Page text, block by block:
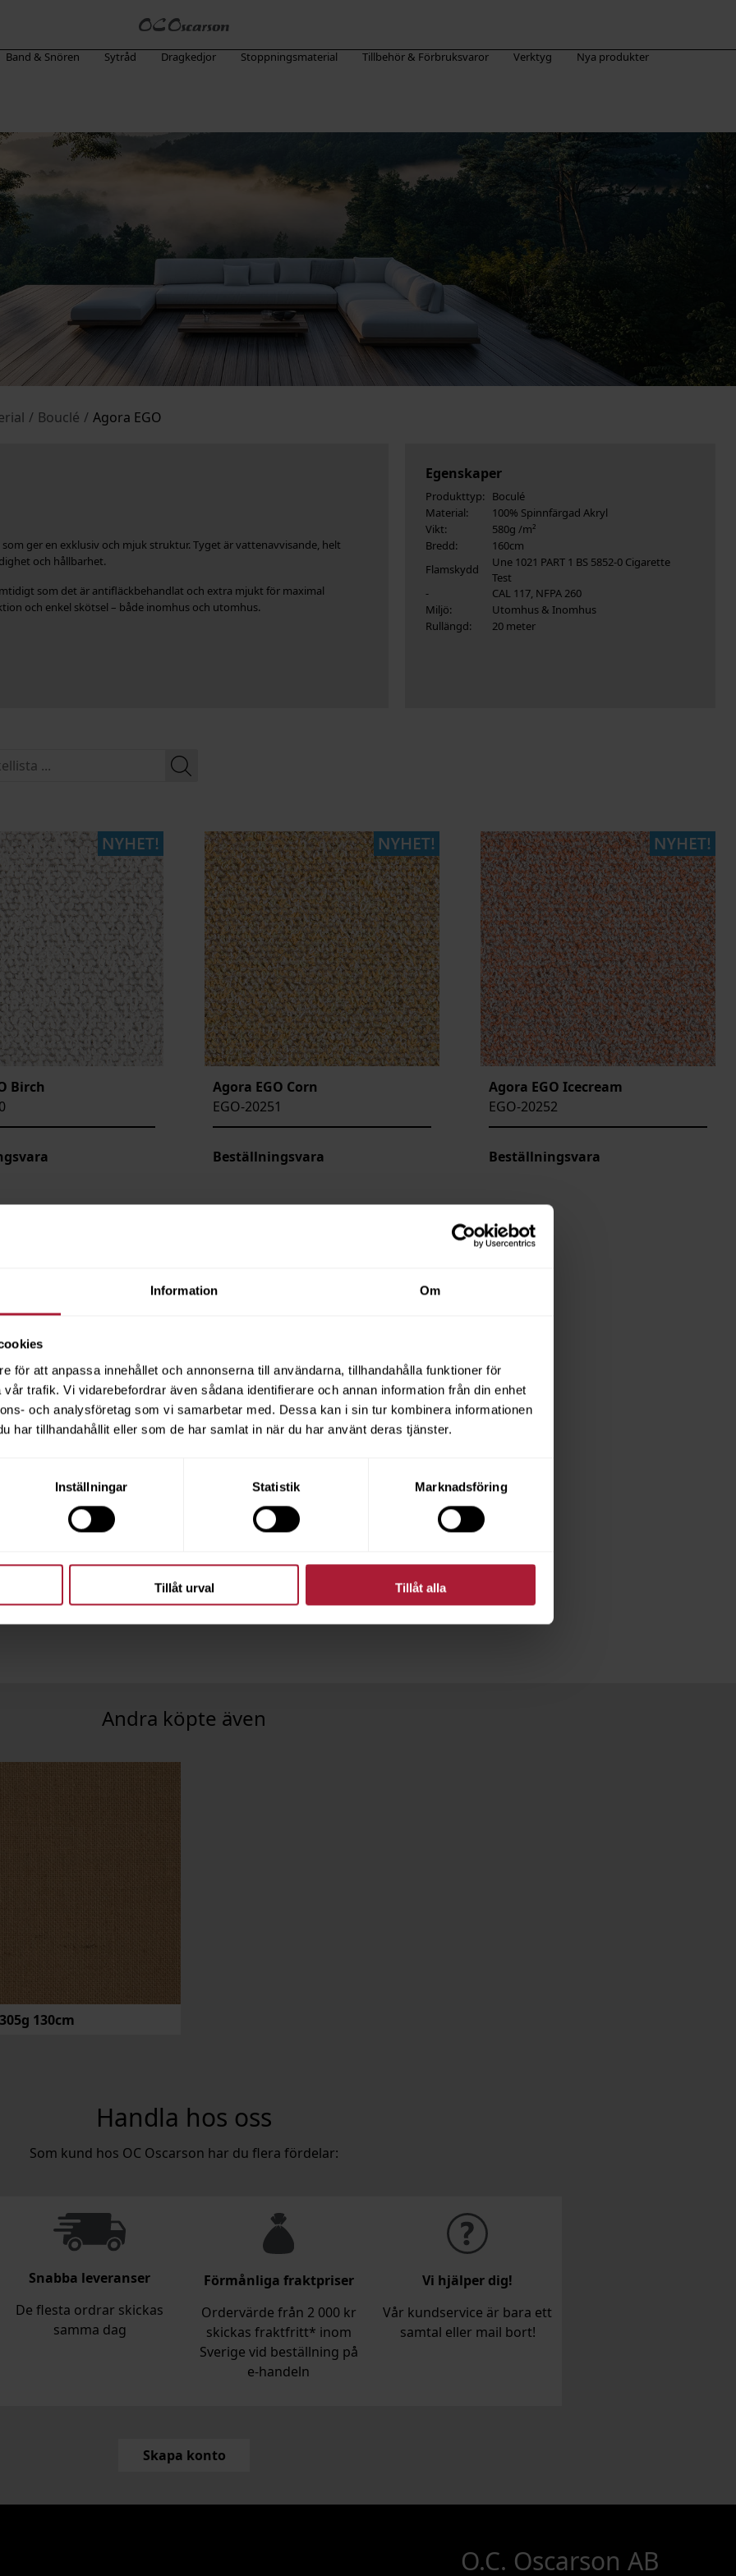
Information Om
för att anpassa innehållet och annonserna till användarna, tillhandahålla funktioner för
trafik. Vi vidarebefordrar även sådana identifierare och annan information från din enhet
och analysföretag som vi samarbetar med. Dessa kan i sin tur kombinera informationen
har tillhandahållit eller som de har samlat in när du har använt deras tjänster.
Inställningar Statistik Marknadsföring
Tillåt urval Tillåt alla
Band & Snören Sytråd Dragkedjor Stoppningsmaterial Tillbehör & Förbruksvaror Verktyg Nya produkter
/ Bouclé / Agora EGO
ger en exklusiv och mjuk struktur. Tyget är vattenavvisande, helt
och hållbarhet.
som det är antifläckbehandlat och extra mjukt för maximal
och enkel skötsel – både inomhus och utomhus.
Egenskaper
Produkttyp:
Boculé
Material:
100% Spinnfärgad Akryl
Vikt:
580g /m²
Bredd:
160cm
Flamskydd
Une 1021 PART 1 BS 5852-0 Cigarette
Test
-
CAL 117, NFPA 260
Miljö:
Utomhus & Inomhus
Rullängd:
20 meter
Birch
Agora EGO Corn
EGO-20251
Beställningsvara
Agora EGO Icecream
EGO-20252
Beställningsvara
130cm
Handla hos oss
Som kund hos OC Oscarson har du flera fördelar:
Snabba leveranser
De flesta ordrar skickas
samma dag
Förmånliga fraktpriser
Ordervärde från 2 000 kr
skickas fraktfritt* inom
Sverige vid beställning på
e‑handeln
Vi hjälper dig!
Vår kundservice är bara ett
samtal eller mail bort!
Skapa konto
O.C. Oscarson AB